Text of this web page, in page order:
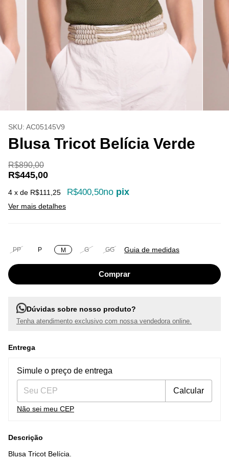
SKU: AC05145V9
Blusa Tricot Belícia Verde
R$890,00
R$445,00
4 x de R$111,25 R$400,50no pix
Ver mais detalhes
PP P M G GG Guia de medidas
Dúvidas sobre nosso produto?
Tenha atendimento exclusivo com nossa vendedora online.
Entrega
Entregas para o CEP:
Simule o preço de entrega
Calcular
Não sei meu CEP
Descrição
Blusa Tricot Belícia.